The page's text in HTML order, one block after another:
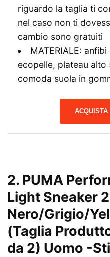
riguardo la taglia ti
nel caso non ti
cambio sono gratuiti
MATERIALE:
ecopelle, plateau alto
comoda suola in
ACQUISTA
2. PUMA
Light Sneaker
Nero/Grigio/
(Taglia
da 2) Uomo -